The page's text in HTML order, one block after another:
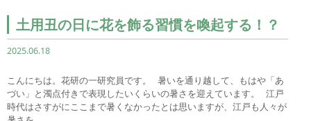
土用丑の日に花を飾る習慣を喚起する！？
2025.06.18
こんにちは。花研の一研究員です。 暑いを通り越して、もはや「あ
づい」と濁点付きで表現したいくらいの暑さを迎えています。 江戸
時代はさすがにここまで暑くなかったとは思いますが、江戸も人々が